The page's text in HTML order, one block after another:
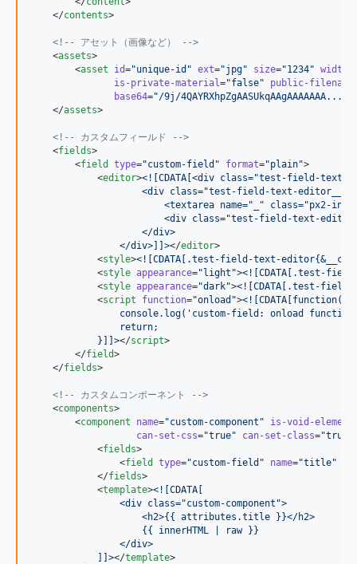
    </
contents>
<!-- アセット（画像など）
-->
    <
assets>
        <
asset id="unique-id " ext="jpg" size="1234" width
is-private-material="false" public-filename
base64="/9j/
    </
assets>
<!-- カスタムフィールド
-->
    <
fields>
        <
field type="custom-field " format="plain">
            <
editor><![CDATA[ <div class="test-field-text-
<div class="test-field-text-
<textarea name="_" class="px2-
<div class="test-field-text-
                    </div>
                </div>
]]></editor>
            <
style><![CDATA[
.test-field-text-
            <
style appearance=" light "><![CDATA[
.test-field-
            <
style appearance="dark"><![CDATA[
.test-field-
            <
script function="onload "><![CDATA[
console.log('custom-field: onload
                return;
            }
]]></script>
        </
field>
    </
fields>
<!-- カスタムコンポーネント
-->
    <
components>
        <
component name="custom-component " is-void-element
can-set-css="true" can-set-class="true
            <
fields>
                <
field type="custom-field " name="title"
            </
fields>
            <
template><![CDATA[
                <div class="custom-component">
                    <h2>{{ attributes.title }}</h2>
                    {{ innerHTML | raw }}
                </div>
]]></template>